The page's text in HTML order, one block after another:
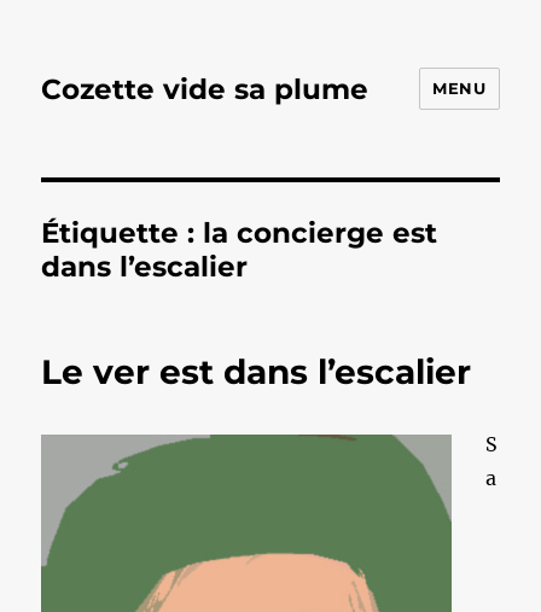
Cozette vide sa plume MENU
Étiquette : la concierge est
dans l’escalier
Le ver est dans l’escalier
S
a